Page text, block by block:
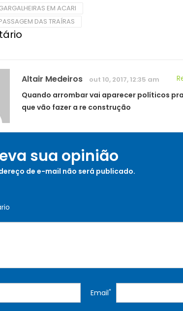
EM ACARI
DAS TRAÍRAS
Altair Medeiros out 10, 2017, 12:35 am
Quando arrombar vai aparecer políticos
que vão fazer a re construção
sua opinião
de e-mail não será publicado.
Email*